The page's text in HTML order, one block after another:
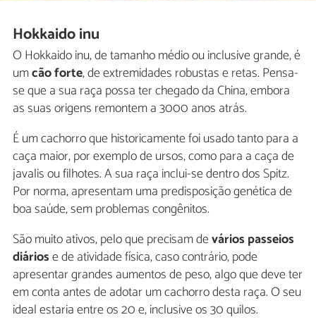
Hokkaido inu
O Hokkaido inu, de tamanho médio ou inclusive grande, é
umcão forte, de extremidades robustas e retas. Pensa-
se que a sua raça possa ter chegado da China, embora
as suas origens remontem a 3000 anos atrás.
É um cachorro que historicamente foi usado tanto para a
caça maior, por exemplo de ursos, como para a caça de
javalis ou filhotes. A sua raça inclui-se dentro dos Spitz.
Por norma, apresentam uma predisposição genética de
boa saúde, sem problemas congênitos.
São muito ativos, pelo que precisam devários passeios
diáriose de atividade física, caso contrário, pode
apresentar grandes aumentos de peso, algo que deve ter
em conta antes de adotar um cachorro desta raça. O seu
ideal estaria entre os 20 e, inclusive os 30 quilos.